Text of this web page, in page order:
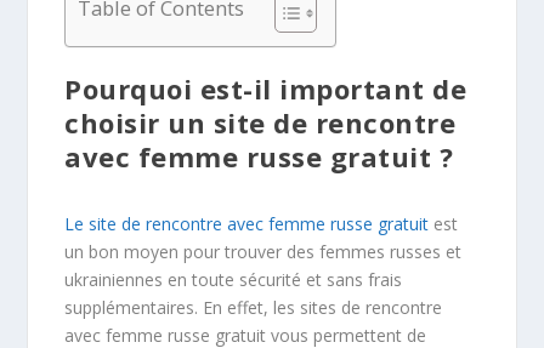
Table of Contents
Pourquoi est-il important de
choisir un site de rencontre
avec femme russe gratuit ?
Le site de rencontre avec femme russe gratuit est
un bon moyen pour trouver des femmes russes et
ukrainiennes en toute sécurité et sans frais
supplémentaires. En effet, les sites de rencontre
avec femme russe gratuit vous permettent de